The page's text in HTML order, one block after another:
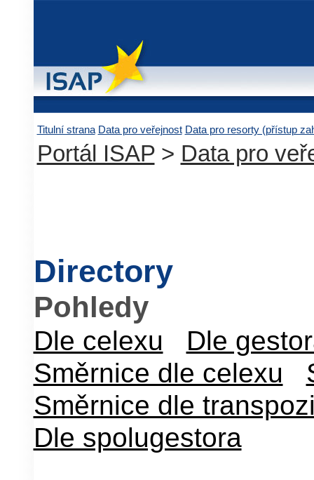
Titulní strana Data pro veřejnost Data pro resorty (přístup
Portál ISAP> Data pro
Directory
Pohledy
Dle celexu
Dle
Směrnice dle celexu
Směrnice dle
Dle spolugestora